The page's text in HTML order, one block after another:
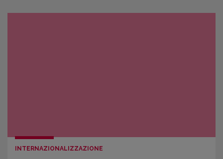
INTERNAZIONALIZZAZIONE